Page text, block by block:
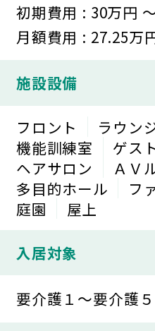
初期費用 : 30万円
月額費用 : 27.25万
施設設備
フロント ラウン
機能訓練室
ゲス
ヘアサロン
ＡＶ
多目的ホール
フ
庭園
屋上
入居対象
要介護１～要介護５